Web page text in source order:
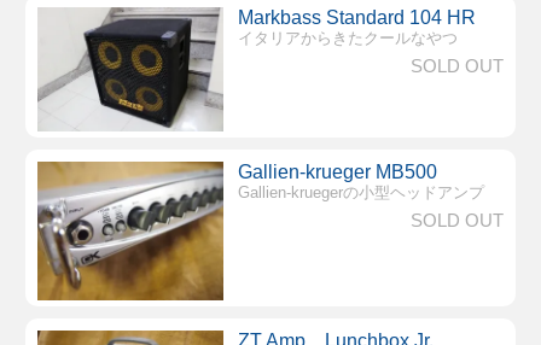
Markbass Standard 104 HR
イタリアからきたクールなやつ
SOLD OUT
Gallien-krueger MB500
Gallien-kruegerの小型ヘッドアンプ
SOLD OUT